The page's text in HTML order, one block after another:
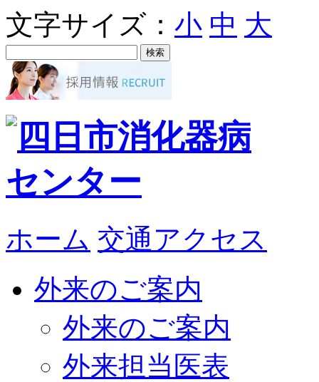
文字サイズ： 小 中 大
ホーム 交通アクセス
外来のご案内
外来のご案内
外来担当医表